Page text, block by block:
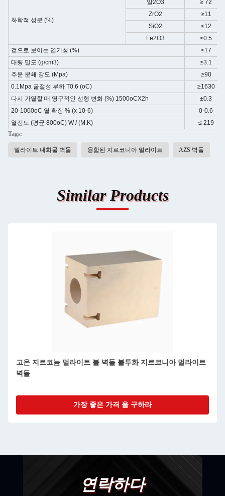
화학적 성분 (%)
알2O3
≥ 72
ZrO2
≥11
SiO2
≤12
Fe2O3
≤0.5
겉으로 보이는 엽기성 (%)
≤17
대량 밀도 (g/cm3)
≥3.1
추운 분쇄 강도 (Mpa)
≥90
0.1Mpa 굴절성 부하 T0.6 (oC)
≥1630
다시 가열할 때 영구적인 선형 변화 (%) 1500oCX2h
±0.3
20-1000oC 열 확장 % (x 10-6)
0-0.6
열전도 (평균 800oC) W / (M.K)
≤ 219
Tags:
멀라이트 내화물 벽돌 융합된 지르코니아 멀라이트 AZS 벽돌
Similar Products
고온 지르코늄 멀라이트 불 벽돌 불투화 지르코니아 멀라이트
벽돌
가장 좋은 가격 을 구하라
연락하다